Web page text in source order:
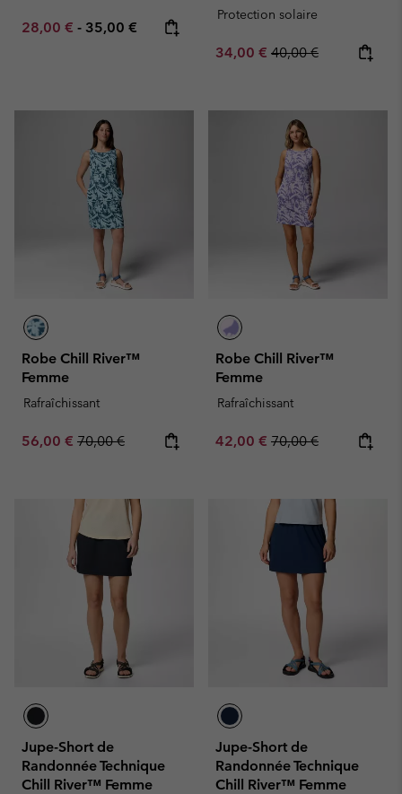
Minimum sale price:
28,00 € - Maximum price:
35,00 €
Protection solaire
Sale price:
34,00 € Regular price:
40,00 €
Robe Chill River™
Femme
Rafraîchissant
Sale price:
56,00 € Regular price:
70,00 €
Robe Chill River™
Femme
Rafraîchissant
Sale price:
42,00 € Regular price:
70,00 €
Jupe-Short de
Randonnée Technique
Chill River™ Femme
Jupe-Short de
Randonnée Technique
Chill River™ Femme